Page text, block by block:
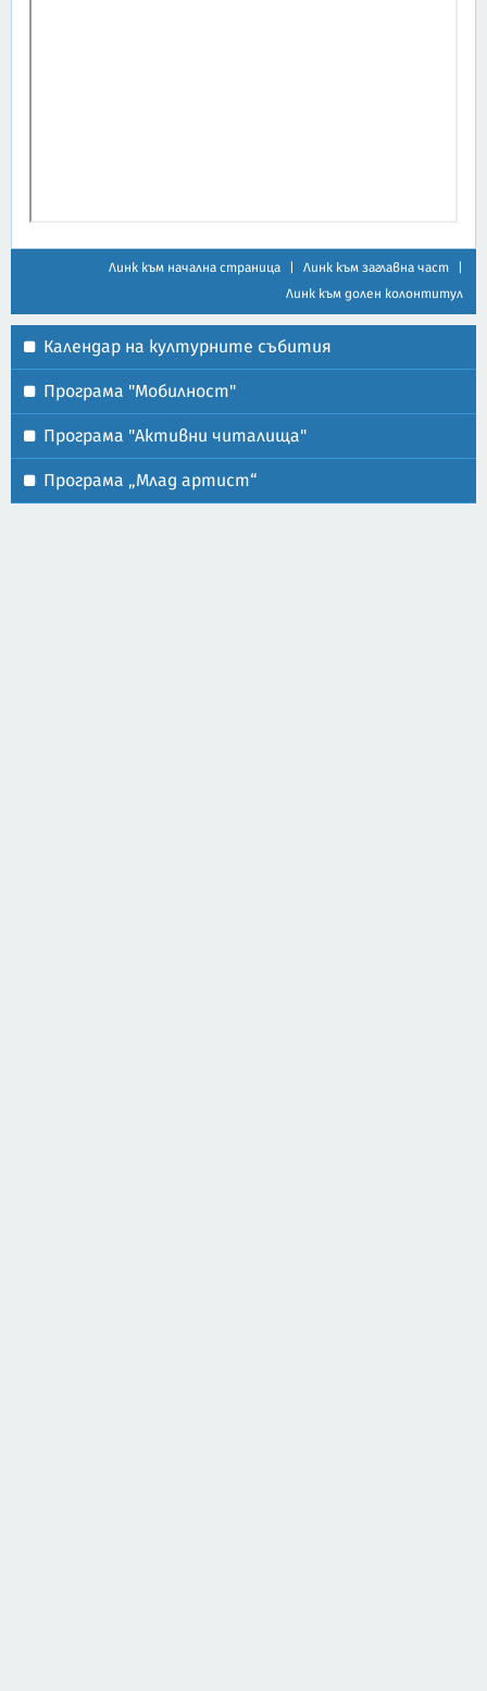
Линк към начална страница Линк към заглавна част
Линк към долен колонтитул
Календар на културните събития
Програма "Мобилност"
Програма "Активни читалища"
Програма „Млад артист“